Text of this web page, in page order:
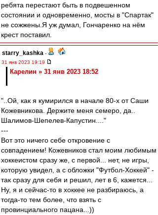
ребята перестают быть в подвешенном
состоянии и одновременно, мосты в "Спартак"
не сожжены.Я уж думал, Гончаренко на нём
крест поставил.
starry_kashka -
31 янв 2023 19:19
Карелин » 31 янв 2023 18:52
"..Ой, как я кумирился в начале 80-х от Саши
Кожевникова. Держите меня семеро, да..
Шалимов-Шепелев-Капустин...."
---
Вот это ничего себе откровение с
совпадением! Кожевников стал моим любимым
хоккеистом сразу же, с первой... нет, не игры,
которую увидел, а с обложки "Футбол-Хоккей" -
так сразу для себя и решил, лет в 6, кажется...
Ну, я и сейчас-то в хоккее не разбираюсь, а
тогда-то тем более, что взять с
провинциального пацана...))